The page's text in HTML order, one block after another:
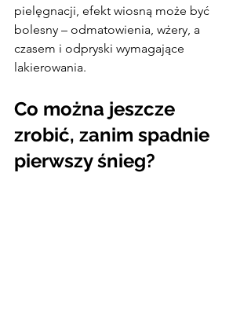
pielęgnacji, efekt wiosną może być
bolesny – odmatowienia, wżery, a
czasem i odpryski wymagające
lakierowania.
Co można jeszcze
zrobić, zanim spadnie
pierwszy śnieg?